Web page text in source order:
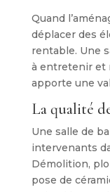
Quand
déplacer des
rentable. Une
à entretenir et
apporte une
La qualité
Une salle de
intervenants
Démolition,
pose de